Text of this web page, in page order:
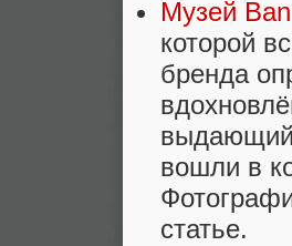
Музей
которой
бренда
вошли в
статье.